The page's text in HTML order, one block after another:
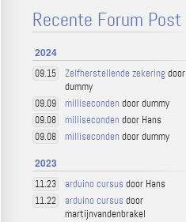
Recente Forum Post
2024
09.15 Zelfherstellende zekeringdoor
dummy
09.09 milliseconden door dummy
09.08 milliseconden door Hans
09.08 milliseconden door dummy
2023
11.23 arduino cursus door Hans
11.22 arduino cursus door
martijnvandenbrakel